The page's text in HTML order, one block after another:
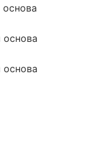
основа